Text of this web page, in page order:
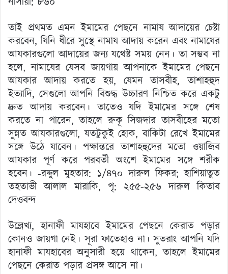
তাই প্রথমত এমন ইমামের পেছনে নামায আদায়ের চেষ্টা
করবেন, যিনি ধীরে সুস্থে নামায আদায় করেন এবং নামাযের
আযকারগুলো আদায়ের জন্য যথেষ্ট সময় নেন। তা সম্ভব না
হলে, নামাযের যেসব জায়গায় আপনাকে ইমামের পেছনে
আযকার আদায় করতে হয়, যেমন তাসবীহ, তাশাহহুদ
ইত্যাদি, সেগুলো আপনি বিশুদ্ধ উচ্চারণ নিশ্চিত করে একটু
দ্রুত আদায় করবেন। তাতেও যদি ইমামের সঙ্গে শেষ
করতে না পারেন, তাহলে রুকূ সিজদার তাসবীহের মতো
সুন্নত আযকারগুলো, যতটুকুই হোক, বাকিটা রেখে ইমামের
সঙ্গে উঠে যাবেন। পক্ষান্তরে তাশাহহুদের মতো ওয়াজিব
আযকার পূর্ণ করে পরবর্তী অংশে ইমামের সঙ্গে শরীক
হবেন। -রদ্দুল মুহতার: ১/৪৭০ দারুল ফিকর; হাশিয়াতুত
তহতাভী আলাল মারাকি, পৃ: ২৫৫-২৫৬ দারুল কিতাব
দেওবন্দ
উল্লেখ্য, হানাফী মাযহাবে ইমামের পেছনে কেরাত পড়ার
কোনও জায়গা নেই। সূরা ফাতেহাও না। সুতরাং আপনি যদি
হানাফী মাযহাবের অনুসারী হয়ে থাকেন, তাহলে ইমামের
পেছনে কেরাত পড়ার প্রসঙ্গ আসে না।